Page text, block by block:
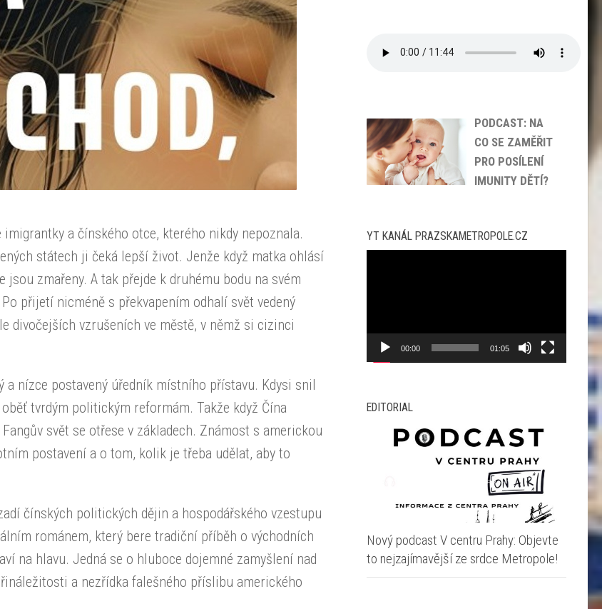
a čínského otce, kterého nikdy nepoznala.
státech ji čeká lepší život. Jenže když matka ohlásí
zmařeny. A tak přejde k druhému bodu na svém
přijetí nicméně s překvapením odhalí svět vedený
divočejších vzrušeních ve městě, v němž si cizinci
a nízce postavený úředník místního přístavu. Kdysi snil
tvrdým politickým reformám. Takže když Čína
svět se otřese v základech. Známost s americkou
postavení a o tom, kolik je třeba udělat, aby to
čínských politických dějin a hospodářského vzestupu
románem, který bere tradiční příběh o východních
na hlavu. Jedná se o hluboce dojemné zamyšlení nad
a nezřídka falešného příslibu amerického
PODCAST: NA
CO SE ZAMĚŘIT
PRO POSÍLENÍ
IMUNITY DĚTÍ?
YT KANÁL PRAZSKAMETROPOLE.CZ
00:00 01:05
EDITORIAL
Nový podcast V centru Prahy: Objevte
to nejzajímavější ze srdce Metropole!